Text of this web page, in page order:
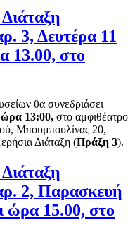
3, Δευτέρα 11
13.00, στο
θα συνεδριάσει
ώρα 13:00, στο αμφιθέατρο
Μπουμπουλίνας 20,
Διάταξη (Πράξη 3).
2, Παρασκευή
ώρα 15.00, στο